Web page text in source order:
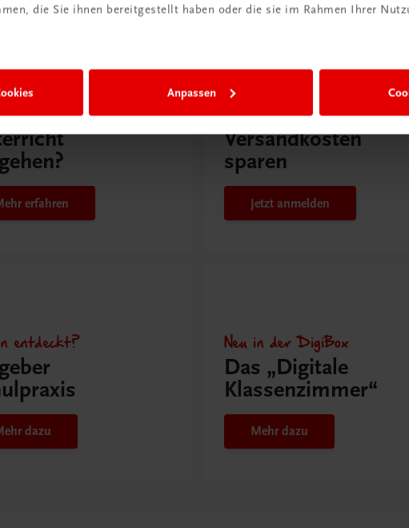
die Sie ihnen bereitgestellt haben oder die sie im Rahmen Ihrer
Anpassen
wissen
Schulpraxis
mit KI im
erfahren
Rabattcode erhalten
Newsletter
abonnieren &
Versandkosten
sparen
Jetzt anmelden
entdeckt?
dazu
Neu in der DigiBox
Das „Digitale
Klassenzimmer“
Mehr dazu